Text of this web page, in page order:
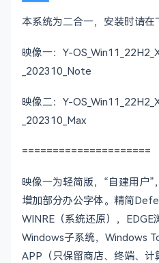
本系统为二合一，安装时请在
映像一：Y-
_202310_Note
映像二：Y-
_202310_Max
=====================
映像一为轻简版，“自建用户”
增加部分办公字体。精简
WINRE（系统还原），EDGE
Windows子系统，Windows
APP（只保留商店、终端、计